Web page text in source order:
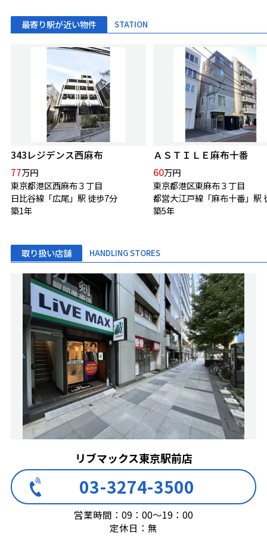
最寄り駅が近い物件 STATION
343レジデンス西麻布
77万円
東京都港区西麻布３丁目
日比谷線「広尾」駅 徒歩7分
築1年
ＡＳＴＩＬＥ麻布十番
60万円
東京都港区東麻布３丁目
築5年
取り扱い店舗 HANDLING STORES
リブマックス東京駅前店
03-3274-3500
営業時間：09：00～19：00
定休日：無